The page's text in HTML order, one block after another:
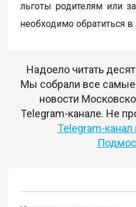
льготы родителям или
необходимо обратиться
Надоело читать
Мы собрали все
новости
Telegram-канале. Не
Telegram-